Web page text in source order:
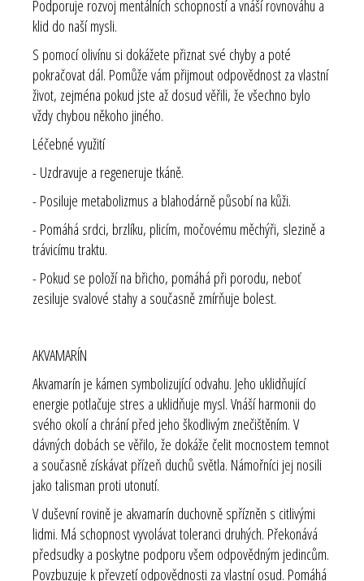
Podporuje rozvoj mentálních schopností a vnáší rovnováhu a
klid do naší mysli.
S pomocí olivínu si dokážete přiznat své chyby a poté
pokračovat dál. Pomůže vám přijmout odpovědnost za vlastní
život, zejména pokud jste až dosud věřili, že všechno bylo
vždy chybou někoho jiného.
Léčebné využití
- Uzdravuje a regeneruje tkáně.
- Posiluje metabolizmus a blahodárně působí na kůži.
- Pomáhá srdci, brzlíku, plicím, močovému měchýři, slezině a
trávicímu traktu.
- Pokud se položí na břicho, pomáhá při porodu, neboť
zesiluje svalové stahy a současně zmírňuje bolest.
AKVAMARÍN
Akvamarín je kámen symbolizující odvahu. Jeho uklidňující
energie potlačuje stres a uklidňuje mysl. Vnáší harmonii do
svého okolí a chrání před jeho škodlivým znečištěním. V
dávných dobách se věřilo, že dokáže čelit mocnostem temnot
a současně získávat přízeň duchů světla. Námořníci jej nosili
jako talisman proti utonutí.
V duševní rovině je akvamarín duchovně spřízněn s citlivými
lidmi. Má schopnost vyvolávat toleranci druhých. Překonává
předsudky a poskytne podporu všem odpovědným jedincům.
Povzbuzuje k převzetí odpovědnosti za vlastní osud. Pomáhá